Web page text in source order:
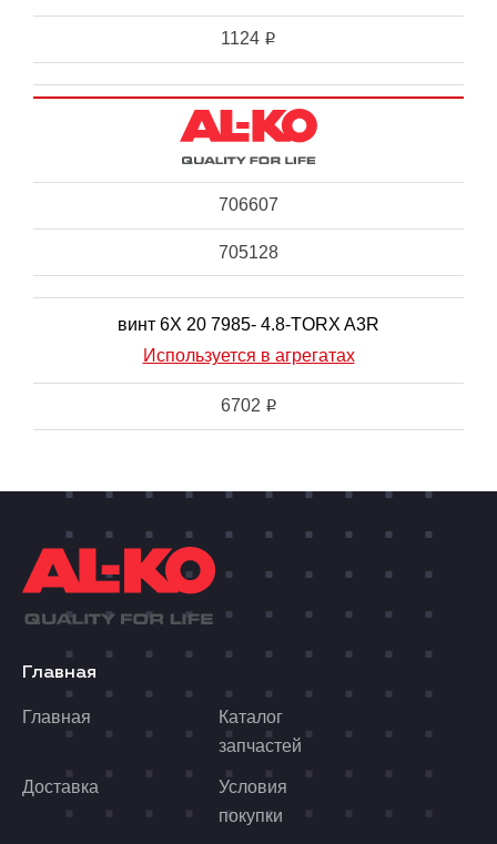
1124 i
706607
705128
винт 6X 20 7985- 4.8-TORX A3R
Используется в агрегатах
6702 i
Главная
Главная
Каталог
запчастей
Доставка
Условия
покупки